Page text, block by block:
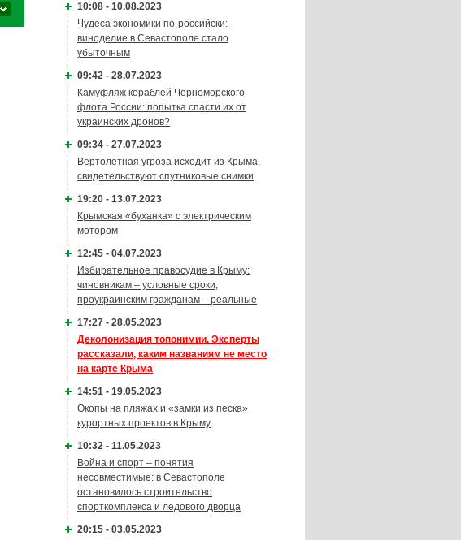
10:08 - 10.08.2023
Чудеса экономики по-российски:
виноделие в Севастополе стало
убыточным
09:42 - 28.07.2023
Камуфляж кораблей Черноморского
флота России: попытка спасти их от
украинских дронов?
09:34 - 27.07.2023
Вертолетная угроза исходит из Крыма,
свидетельствуют спутниковые снимки
19:20 - 13.07.2023
Крымская «буханка» с электрическим
мотором
12:45 - 04.07.2023
Избирательное правосудие в Крыму:
чиновникам – условные сроки,
проукраинским гражданам – реальные
17:27 - 28.05.2023
Деколонизация топонимии. Эксперты
рассказали, каким названиям не место
на карте Крыма
14:51 - 19.05.2023
Окопы на пляжах и «замки из песка»
курортных проектов в Крыму
10:32 - 11.05.2023
Война и спорт – понятия
несовместимые: в Севастополе
остановилось строительство
спорткомплекса и ледового дворца
20:15 - 03.05.2023